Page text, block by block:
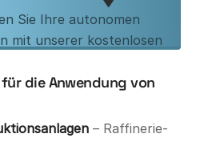
Sie Ihre autonomen
mit unserer kostenlosen
Vorlage herunter, um
Sie mehr über die
Ihres autonomen
die Anwendung von
– Raffinerie-